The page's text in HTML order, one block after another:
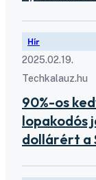
Hír
2025.02.19.
Techkalauz.hu
90%-os
lopakodós
dollárért a